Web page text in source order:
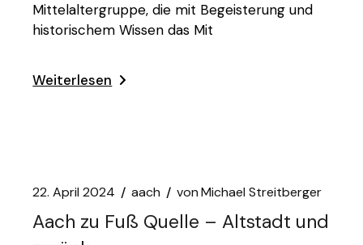
Mittelaltergruppe, die mit Begeisterung und
historischem Wissen das Mit
Weiterlesen
22. April 2024 aach von Michael Streitberger
Aach zu Fuß Quelle – Altstadt und